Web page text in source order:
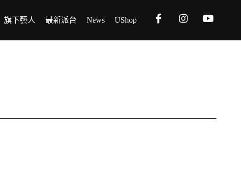
旗下藝人 最新派台 News UShop